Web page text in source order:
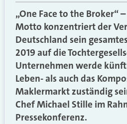
„One Face to the Broker“
Motto konzentriert der
Deutschland sein
2019 auf die
Unternehmen werde
Leben- als auch das
Maklermarkt zuständig
Chef Michael Stille im
Pressekonferenz.